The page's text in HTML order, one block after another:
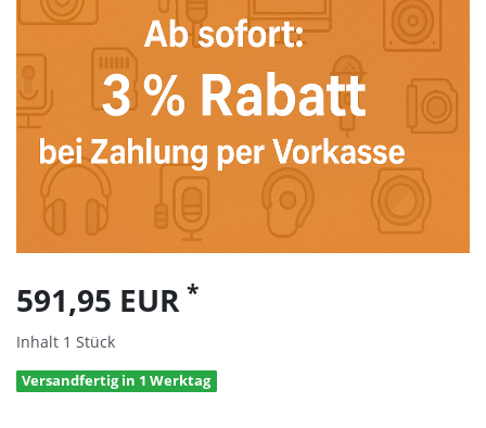
591,95 EUR *
Inhalt 1 Stück
Versandfertig in 1 Werktag